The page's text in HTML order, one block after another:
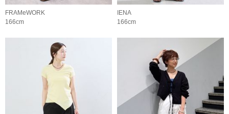
FRAMeWORK
166cm
IENA
166cm